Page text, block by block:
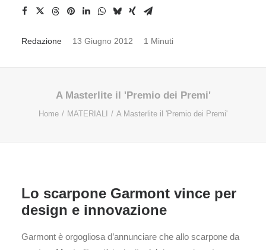
Redazione 13 Giugno 2012 1 Minuti
A Masterlite il 'Premio dei Premi'
Home MATERIALI A Masterlite il 'Premio dei Premi'
Lo scarpone Garmont vince per
design e innovazione
Garmont è orgogliosa d’annunciare che allo scarpone da